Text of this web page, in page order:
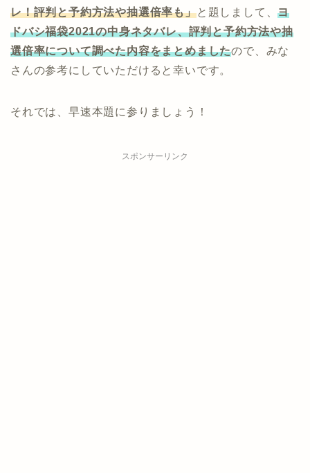
レ！評判と予約方法や抽選倍率も」と題しまして、ヨ
ドバシ福袋2021の中身ネタバレ、評判と予約方法や抽
選倍率について調べた内容をまとめましたので、みな
さんの参考にしていただけると幸いです。
それでは、早速本題に参りましょう！
スポンサーリンク